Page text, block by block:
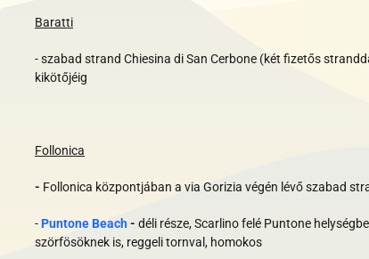
Baratti
- szabad strand Chiesina di San Cerbone (két fizetős
kikötőjéig
Follonica
- Follonica központjában a via Gorizia végén lévő szabad
-Puntone Beach - déli része, Scarlino felé Puntone
szörfösöknek is, reggeli tornval, homokos